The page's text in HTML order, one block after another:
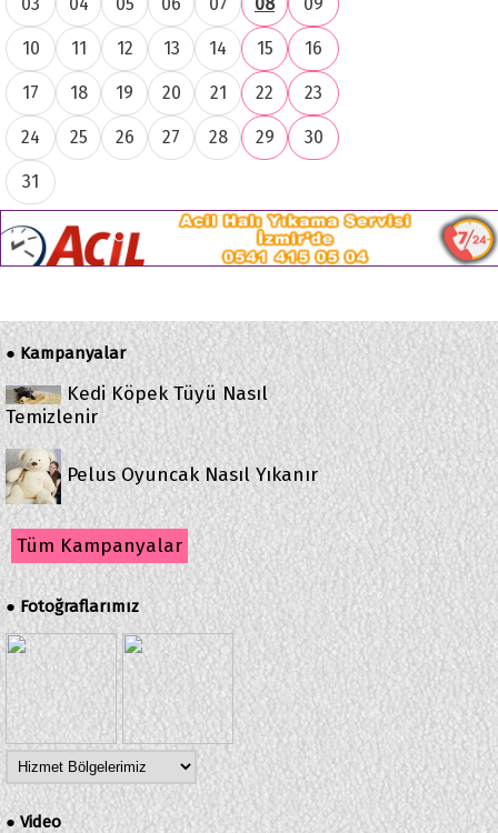
10 11 12 13 14 15 16
17 18 19 20 21 22 23
24 25 26 27 28 29 30
31
● Kampanyalar
Kedi Köpek Tüyü Nasıl
Temizlenir
Pelus Oyuncak Nasıl Yıkanır
Tüm Kampanyalar
● Fotoğraflarımız
●Video